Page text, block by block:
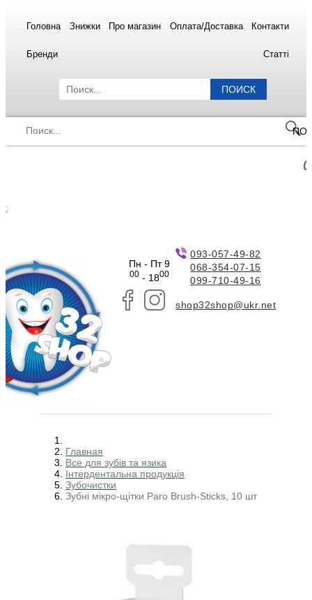
Головна Знижки Про магазин Оплата/Доставка Контакти
Бренди Статті
ПОИСК
Пн - Пт 9
00- 1800
093-057-49-82
068-354-07-15
099-710-49-16
shop32shop@ukr.net
Главная
Все для зубів та язика
Інтердентальна продукція
Зубочистки
Зубні мікро-щітки Paro Brush-Sticks, 10 шт